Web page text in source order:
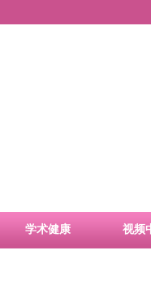
学术健康 视频